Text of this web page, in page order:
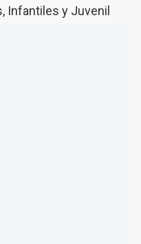
Infantiles y Juvenil